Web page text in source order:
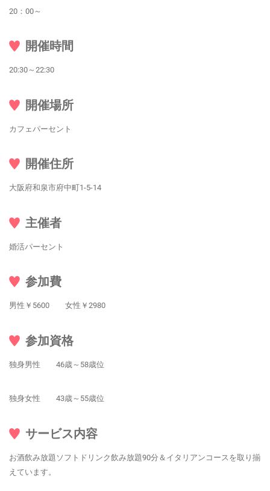
20：00～
開催時間
20:30～22:30
開催場所
カフェパーセント
開催住所
大阪府和泉市府中町1-5-14
主催者
婚活パーセント
参加費
男性￥5600 女性￥2980
参加資格
独身男性 46歳～58歳位
独身女性 43歳～55歳位
サービス内容
お酒飲み放題ソフトドリンク飲み放題90分＆イタリアンコースを取り揃
えています。